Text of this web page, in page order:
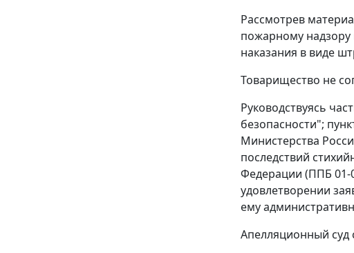
Рассмотрев
пожарному надзору
наказания в виде
Товарищество не
Руководствуясь
безопасности";
Министерства
последствий
Федерации (ППБ 01-
удовлетворении
ему
Апелляционный суд